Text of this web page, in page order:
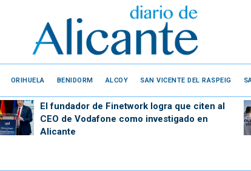
ORIHUELA BENIDORM ALCOY SAN VICENTE DEL RASPEIG
El fundador de Finetwork logra que citen al
CEO de Vodafone como investigado en
Alicante